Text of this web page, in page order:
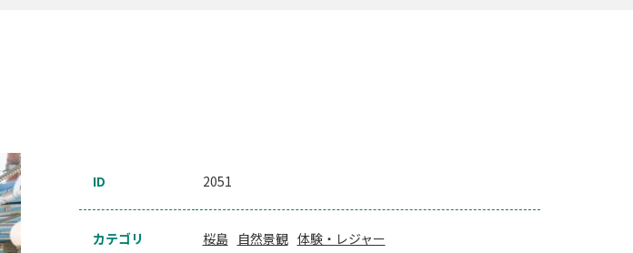
ID 2051
カテゴリ 桜島 自然景観 体験・レジャー